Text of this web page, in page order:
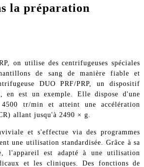
la préparation
on utilise des centrifugeuses spéciales
de sang de manière fiable et
DUO PRF/PRP, un dispositif
en est un exemple. Elle dispose d'une
4500 tr/min et atteint une accélération
allant jusqu'à 2490 × g.
et s'effectue via des programmes
une utilisation standardisée. Grâce à sa
l'appareil est adapté à une utilisation
et les cliniques. Des fonctions de